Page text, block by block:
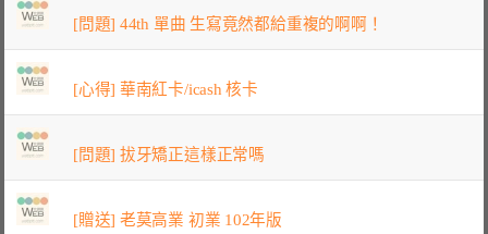
[問題] 44th 單曲 生寫竟然都給重複的啊啊！
[心得] 華南紅卡/icash 核卡
[問題] 拔牙矯正這樣正常嗎
[贈送] 老莫高業 初業 102年版